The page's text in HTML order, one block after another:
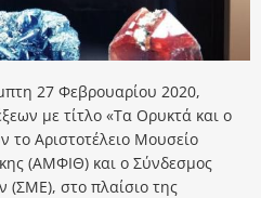
27 Φεβρουαρίου 2020,
με τίτλο «Τα Ορυκτά και ο
Αριστοτέλειο Μουσείο
(ΑΜΦΙΘ) και ο Σύνδεσμος
(ΣΜΕ), στο πλαίσιο της